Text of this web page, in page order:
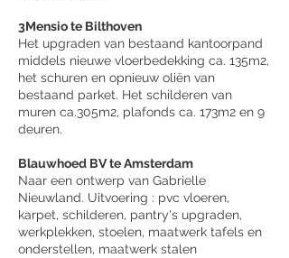
3Mensio te Bilthoven
Het upgraden van bestaand kantoorpand
middels nieuwe vloerbedekking ca. 135m2,
het schuren en opnieuw oliën van
bestaand parket. Het schilderen van
muren ca.305m2, plafonds ca. 173m2 en 9
deuren.
Blauwhoed BV te Amsterdam
Naar een ontwerp van Gabrielle
Nieuwland. Uitvoering : pvc vloeren,
karpet, schilderen, pantry's upgraden,
werkplekken, stoelen, maatwerk tafels en
onderstellen, maatwerk stalen